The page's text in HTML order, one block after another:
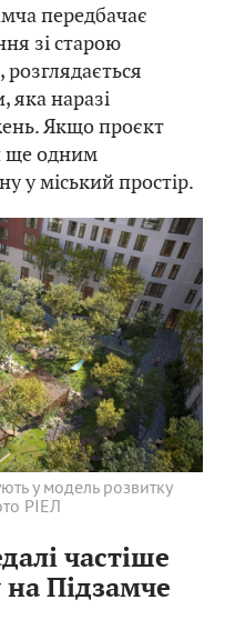
передбачає
зі старою
яка наразі
Якщо проєкт
ще одним
у міський простір.
у модель розвитку
РІЕЛ
частіше
на Підзамче